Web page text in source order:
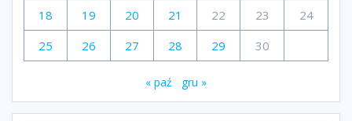
18
19 20 21 22 23
24
25
26 27 28 29 30
« paź gru »